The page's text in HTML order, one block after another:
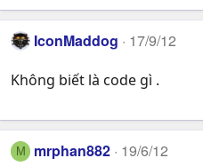
IconMaddog 17/9/12
Không biết là code gì .
M mrphan882 19/6/12